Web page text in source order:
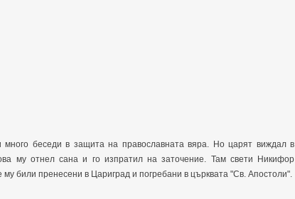
много беседи в защита на православната вяра. Но царят виждал в
му отнел сана и го изпратил на заточение. Там свети Никифор
били пренесени в Цариград и погребани в църквата "Св. Апостоли".